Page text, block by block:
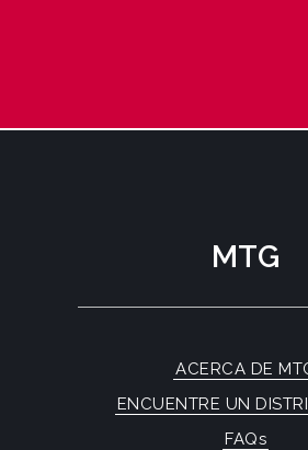
MTG
ACERCA DE
ENCUENTRE UN
FAQs